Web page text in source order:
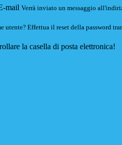
mail Verrà inviato un messaggio
utente? Effettua il reset della password
la casella di posta elettronica!